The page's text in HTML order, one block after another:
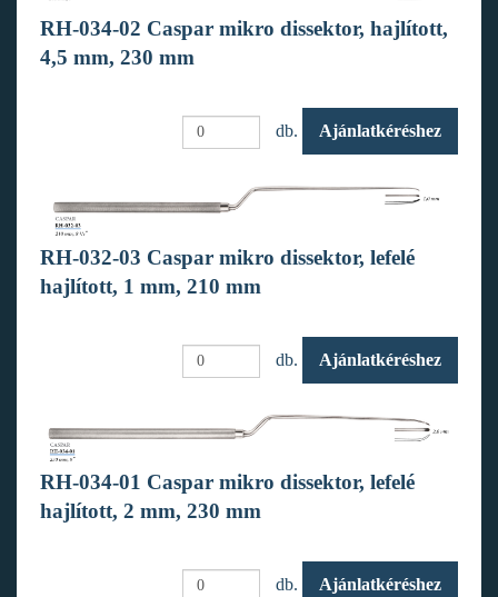
RH-034-02 Caspar mikro dissektor, hajlított,
4,5 mm, 230 mm
db. Ajánlatkéréshez
RH-032-03 Caspar mikro dissektor, lefelé
hajlított, 1 mm, 210 mm
db. Ajánlatkéréshez
RH-034-01 Caspar mikro dissektor, lefelé
hajlított, 2 mm, 230 mm
db. Ajánlatkéréshez